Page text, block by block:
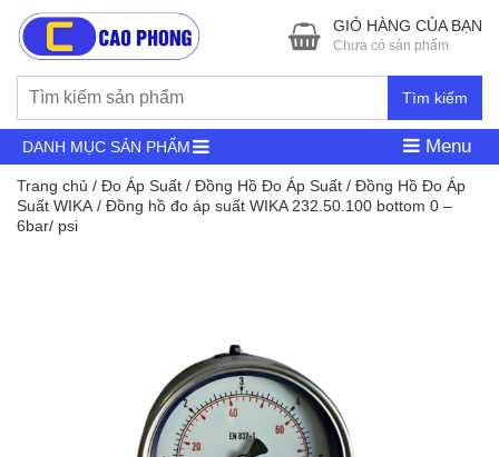
Tìm kiếm
GIỎ HÀNG CỦA BẠN
Chưa có sản phẩm
DANH MỤC SẢN PHẨM Menu
Trang chủ / Đo Áp Suất / Đồng Hồ Đo Áp Suất / Đồng Hồ Đo Áp
Suất WIKA / Đồng hồ đo áp suất WIKA 232.50.100 bottom 0 –
6bar/ psi